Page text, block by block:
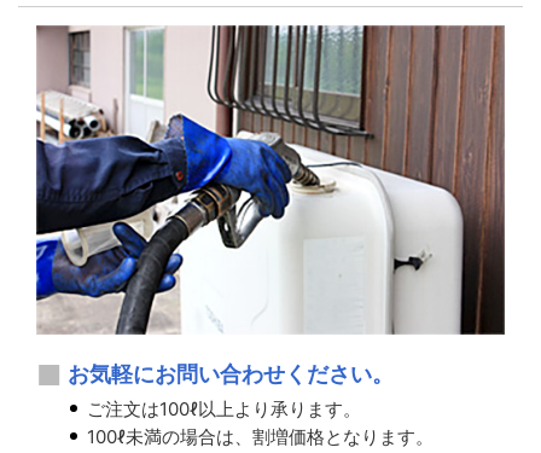
お気軽にお問い合わせください。
ご注文は100ℓ以上より承ります。
100ℓ未満の場合は、割増価格となります。